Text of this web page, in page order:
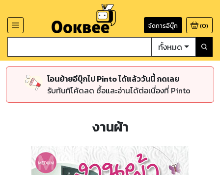
จัดการอีบุ๊ก (0)
ทั้งหมด
โอนย้ายอีบุ๊กไป Pinto ได้แล้ววันนี้ กดเลย
รับทันทีโค้ดลด ซื้อและอ่านได้ต่อเนื่องที่ Pinto
งานผ้า